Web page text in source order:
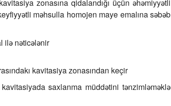
zonasına qidalandığı üçün əhəmiyyətli
məhsulla homojen maye emalına səbəb
ilə nəticələnir
kavitasiya zonasından keçir
saxlanma müddətini tənzimləməklə